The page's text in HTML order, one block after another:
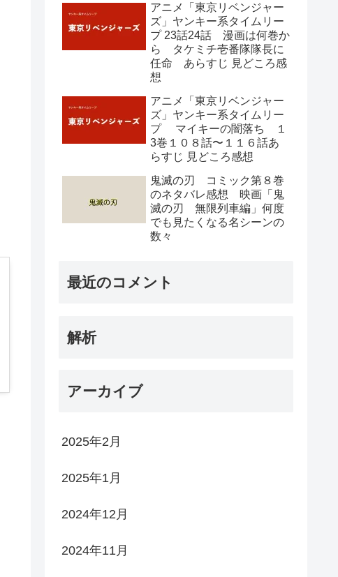
アニメ「東京リベンジャー
ズ」ヤンキー系タイムリー
プ 23話24話 漫画は何巻か
ら タケミチ壱番隊隊長に
任命 あらすじ 見どころ感
想
アニメ「東京リベンジャー
ズ」ヤンキー系タイムリー
プ マイキーの闇落ち １
3巻１０８話〜１１６話あ
らすじ 見どころ感想
鬼滅の刃 コミック第８巻
のネタバレ感想 映画「鬼
滅の刃 無限列車編」何度
でも見たくなる名シーンの
数々
最近のコメント
解析
アーカイブ
2025年2月
2025年1月
2024年12月
2024年11月